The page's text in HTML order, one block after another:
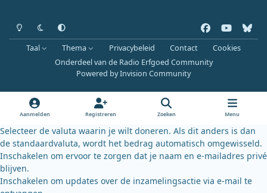
Heldere modus
Donkere modus
Systeemvoorkeur
a
c
e
o
k
o
u
b
b
l
u
k
y
Taal Thema Privacybeleid Contact
Cookies
Onderdeel van de Radio Erfgoed Community
Powered byInvision Community
Aanmelden Registreren Zoeken Menu
Selecteer de valuta waarin je wilt doneren. Als dit anders is dan
de standaardvaluta, wordt het bedrag automatisch omgewisseld.
Inschakelen om ervoor te zorgen dat je naam en e-mailadres privé
blijven.
Inschakelen om updates over de inzamelingsactie via e-mail te